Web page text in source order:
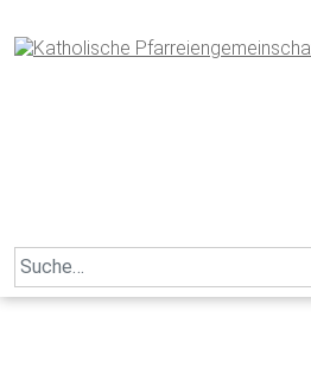
to
content
Search
for: